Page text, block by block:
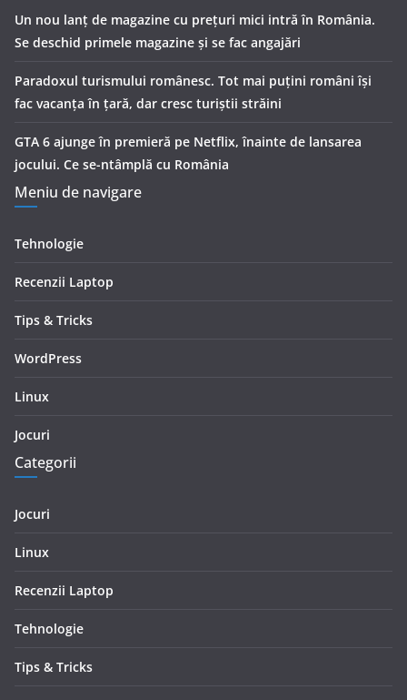
Un nou lanț de magazine cu prețuri mici intră în România.
Se deschid primele magazine și se fac angajări
Paradoxul turismului românesc. Tot mai puțini români își
fac vacanța în țară, dar cresc turiștii străini
GTA 6 ajunge în premieră pe Netflix, înainte de lansarea
jocului. Ce se-ntâmplă cu România
Meniu de navigare
Tehnologie
Recenzii Laptop
Tips & Tricks
WordPress
Linux
Jocuri
Categorii
Jocuri
Linux
Recenzii Laptop
Tehnologie
Tips & Tricks